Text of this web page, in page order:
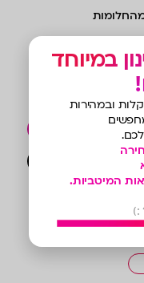
מהחלומות
מהחלומות
במיוחד
ובמהירות
המיטביות.
:)